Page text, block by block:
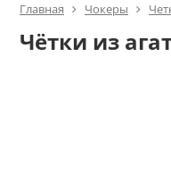
Главная Чокеры
Чётки из